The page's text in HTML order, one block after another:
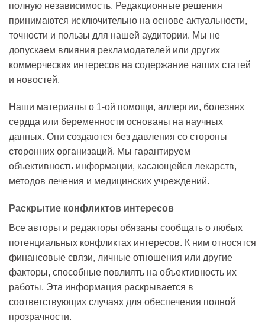
полную независимость. Редакционные решения
принимаются исключительно на основе актуальности,
точности и пользы для нашей аудитории. Мы не
допускаем влияния рекламодателей или других
коммерческих интересов на содержание наших статей
и новостей.
Наши материалы о 1-ой помощи, аллергии, болезнях
сердца или беременности основаны на научных
данных. Они создаются без давления со стороны
сторонних организаций. Мы гарантируем
объективность информации, касающейся лекарств,
методов лечения и медицинских учреждений.
Раскрытие конфликтов интересов
Все авторы и редакторы обязаны сообщать о любых
потенциальных конфликтах интересов. К ним относятся
финансовые связи, личные отношения или другие
факторы, способные повлиять на объективность их
работы. Эта информация раскрывается в
соответствующих случаях для обеспечения полной
прозрачности.